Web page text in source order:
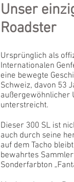
Unser
Roadster
Ursprünglich als
Internationalen
eine bewegte
Schweiz, davon 53
außergewöhnlicher
unterstreicht.
Dieser 300 SL ist
auch durch seine
auf dem Tacho
bewahrtes
Sonderfarbton